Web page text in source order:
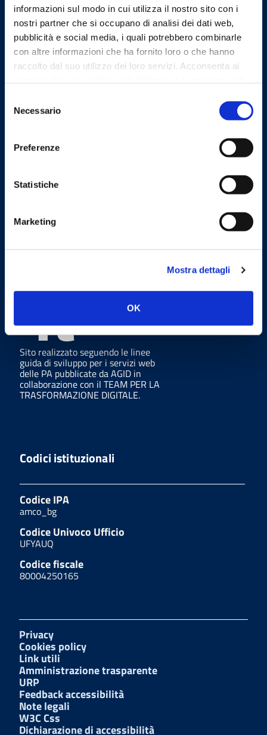
informazioni sul modo in cui utilizza il nostro sito con i
nostri partner che si occupano di analisi dei dati web,
pubblicità e social media, i quali potrebbero combinarle
con altre informazioni che ha fornito loro o che hanno
raccolto dal suo utilizzo dei loro servizi. Acconsenta ai
delNecessario
Preferenze
Statistiche
Marketing
Mostra dettagli
OK
Uffici
via G. Manzù 25, 24122
tel
fax
(+39) 035 217230
Sito realizzato seguendo le linee
guida di sviluppo per i servizi web
delle PA pubblicate da AGID in
collaborazione con il TEAM PER LA
TRASFORMAZIONE DIGITALE.
Codici istituzionali
Codice IPA
amco_bg
Codice Univoco Ufficio
UFYAUQ
Codice fiscale
80004250165
Privacy
Cookies policy
Link utili
Amministrazione trasparente
URP
Feedback accessibilità
Note legali
W3C Css
Dichiarazione di accessibilità